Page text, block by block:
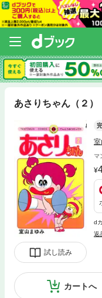
あさりちゃん（２）
試し読み
マ
d
返
カートへ